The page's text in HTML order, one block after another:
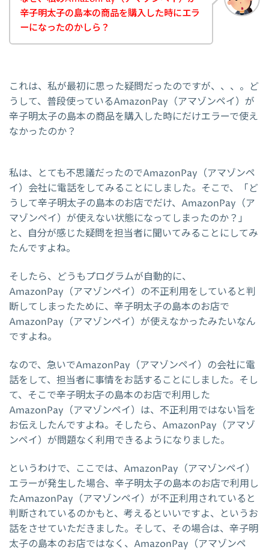
辛子明太子の島本の商品を購入した時にエラ
ーになったのかしら？
これは、私が最初に思った疑問だったのですが、、、。ど
うして、普段使っているAmazonPay（アマゾンペイ）が
辛子明太子の島本の商品を購入した時にだけエラーで使え
なかったのか？
私は、とても不思議だったのでAmazonPay（アマゾンペ
イ）会社に電話をしてみることにしました。そこで、「ど
うして辛子明太子の島本のお店でだけ、AmazonPay（ア
マゾンペイ）が使えない状態になってしまったのか？」
と、自分が感じた疑問を担当者に聞いてみることにしてみ
たんですよね。
そしたら、どうもプログラムが自動的に、
AmazonPay（アマゾンペイ）の不正利用をしていると判
断してしまったために、辛子明太子の島本のお店で
AmazonPay（アマゾンペイ）が使えなかったみたいなん
ですよね。
なので、急いでAmazonPay（アマゾンペイ）の会社に電
話をして、担当者に事情をお話することにしました。そし
て、そこで辛子明太子の島本のお店で利用した
AmazonPay（アマゾンペイ）は、不正利用ではない旨を
お伝えしたんですよね。そしたら、AmazonPay（アマゾ
ンペイ）が問題なく利用できるようになりました。
というわけで、ここでは、AmazonPay（アマゾンペイ）
エラーが発生した場合、辛子明太子の島本のお店で利用し
たAmazonPay（アマゾンペイ）が不正利用されていると
判断されているのかもと、考えるといいですよ、というお
話をさせていただきました。そして、その場合は、辛子明
太子の島本のお店ではなく、AmazonPay（アマゾンペ